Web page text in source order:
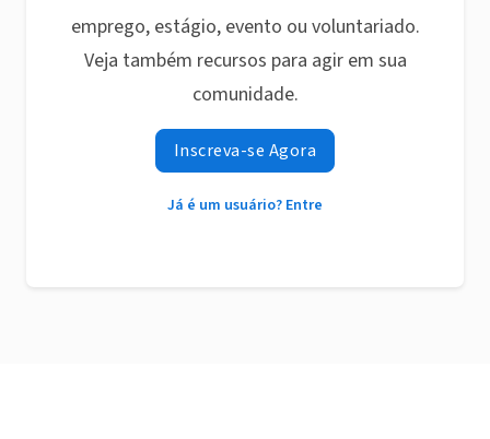
emprego, estágio, evento ou voluntariado.
Veja também recursos para agir em sua
comunidade.
Inscreva-se Agora
Já é um usuário? Entre